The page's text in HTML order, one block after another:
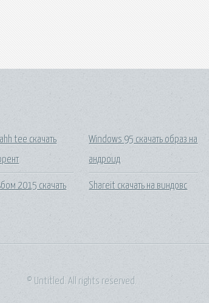
tee скачать
2015 скачать
Windows 95 скачать образ на
андроид
Shareit скачать на виндовс
© Untitled. All rights reserved.